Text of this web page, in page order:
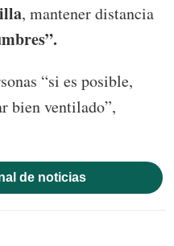
, mantener distancia
“si es posible,
bien ventilado”,
de noticias